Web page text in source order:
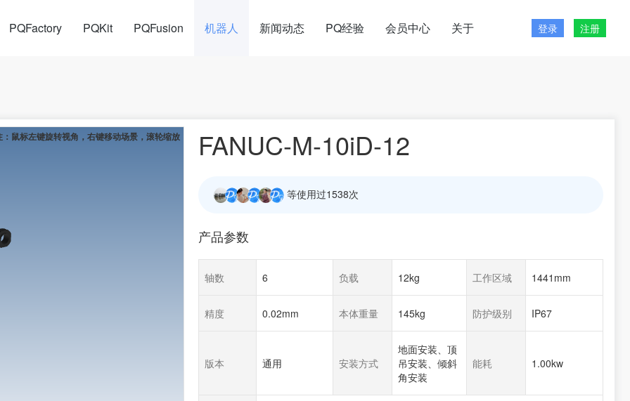
PQFactory PQKit PQFusion 机器人 新闻动态 PQ经验 会员中心 关于 登录 注册
FANUC-M-10iD-12
等使用过1538次
产品参数
轴数 6 负载 12kg 工作区域 1441mm
精度 0.02mm 本体重量 145kg 防护级别 IP67
版本 通用 安装方式
地面安装、顶
吊安装、倾斜
角安装
能耗 1.00kw